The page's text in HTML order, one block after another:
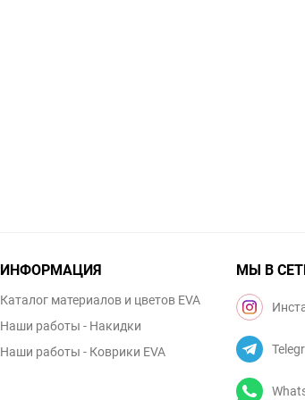
ИНФОРМАЦИЯ
Каталог материалов и цветов EVA
Наши работы - Накидки
Наши работы - Коврики EVA
МЫ В